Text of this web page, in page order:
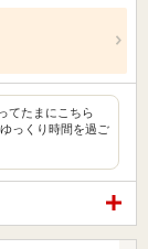
てたまにこちら
っくり時間を過ご